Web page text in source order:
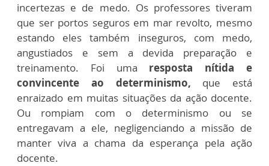
incertezas e de medo. Os professores tiveram
que ser portos seguros em mar revolto, mesmo
estando eles também inseguros, com medo,
angustiados e sem a devida preparação e
treinamento. Foi uma resposta nítida e
convincente ao determinismo, que está
enraizado em muitas situações da ação docente.
Ou rompiam com o determinismo ou se
entregavam a ele, negligenciando a missão de
manter viva a chama da esperança pela ação
docente.